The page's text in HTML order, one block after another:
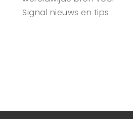
Signal nieuws en tips .